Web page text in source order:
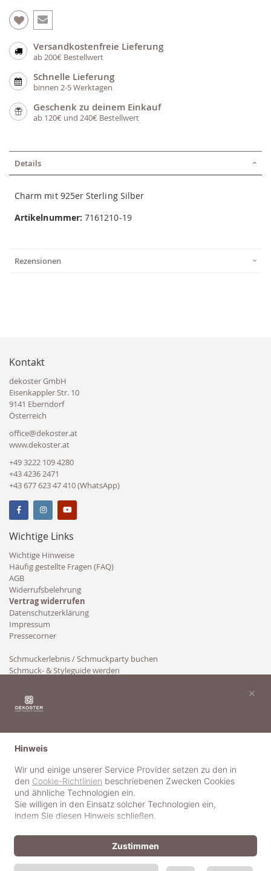
Versandkostenfreie Lieferung
ab 200€ Bestellwert
Schnelle Lieferung
binnen 2-5 Werktagen
Geschenk zu deinem Einkauf
ab 120€ und 240€ Bestellwert
Details
Charm mit 925er Sterling Silber
Artikelnummer: 7161210-19
Rezensionen
Kontakt
dekoster GmbH
Eisenkappler Str. 10
9141 Eberndorf
Österreich
office@dekoster.at
www.dekoster.at
+49 3222 109 4280
+43 4236 2471
+43 677 623 47 410 (WhatsApp)
Wichtige Links
Wichtige Hinweise
Häufig gestellte Fragen (FAQ)
AGB
Widerrufsbelehrung
Vertrag widerrufen
Datenschutzerklärung
Impressum
Pressecorner
Schmuckerlebnis / Schmuckparty buchen
Schmuck- & Styleguide werden
Hinweis
Wir und einige unserer Service Provider setzen zu den in
den Cookie-Richtlinien beschriebenen Zwecken Cookies
und ähnliche Technologien ein.
Sie willigen in den Einsatz solcher Technologien ein,
indem Sie diesen Hinweis schließen.
Zustimmen
×